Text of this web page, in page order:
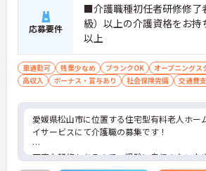
応募要件
■介護職種初任者研修修了
級）以上の介護資格をお
以上
車通勤可 残業少なめ ブランクOK オープニングス
高収入
ボーナス・賞与あり 社会保険完備 交通費
愛媛県松山市に位置する住宅型有料老人ホー
イサービスにて介護職の募集です！
丁寧な研修もあるので、経験に自信のない方